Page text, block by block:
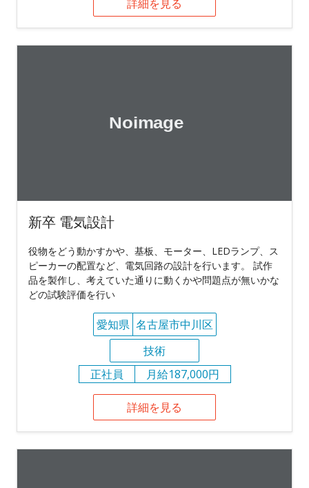
詳細を見る
新卒 電気設計
役物をどう動かすかや、基板、モーター、LEDランプ、ス
ピーカーの配置など、電気回路の設計を行います。 試作
品を製作し、考えていた通りに動くかや問題点が無いかな
どの試験評価を行い
愛知県 名古屋市中川区
技術
正社員
月給187,000円
詳細を見る